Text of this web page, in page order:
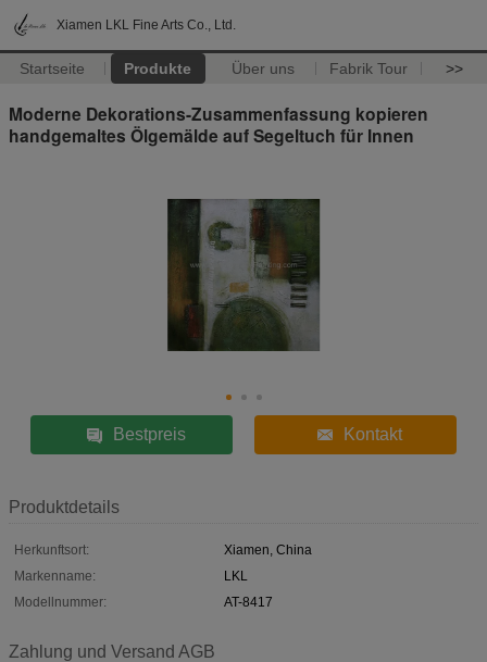
Xiamen LKL Fine Arts Co., Ltd.
Startseite Produkte Über uns Fabrik Tour >>
Moderne Dekorations-Zusammenfassung kopieren
handgemaltes Ölgemälde auf Segeltuch für Innen
Bestpreis Kontakt
Produktdetails
Herkunftsort:
Xiamen, China
Markenname:
LKL
Modellnummer:
AT-8417
Zahlung und Versand AGB